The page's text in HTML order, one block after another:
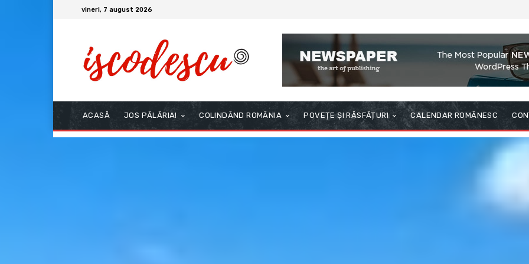
vineri, 7 august 2026
ACASĂ JOS PĂLĂRIA! COLINDÂND ROMÂNIA POVEȚE ȘI RĂSFĂȚURI CALENDAR ROMÂNESC